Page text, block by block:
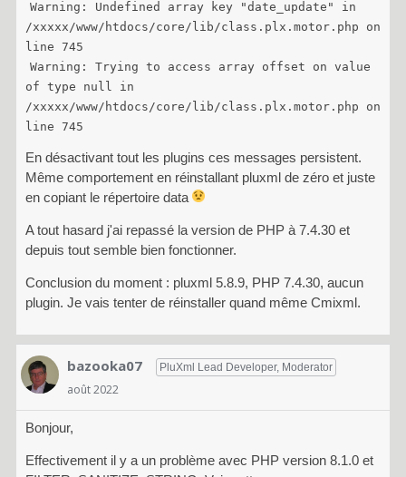
Warning: Undefined array key "date_update" in
/xxxxx/www/htdocs/core/lib/class.plx.motor.php on
line 745
Warning: Trying to access array offset on value
of type null in
/xxxxx/www/htdocs/core/lib/class.plx.motor.php on
line 745
En désactivant tout les plugins ces messages persistent.
Même comportement en réinstallant pluxml de zéro et juste
en copiant le répertoire data
A tout hasard j'ai repassé la version de PHP à 7.4.30 et
depuis tout semble bien fonctionner.
Conclusion du moment : pluxml 5.8.9, PHP 7.4.30, aucun
plugin. Je vais tenter de réinstaller quand même Cmixml.
bazooka07 PluXml Lead Developer, Moderator
août 2022
Bonjour,
Effectivement il y a un problème avec PHP version 8.1.0 et